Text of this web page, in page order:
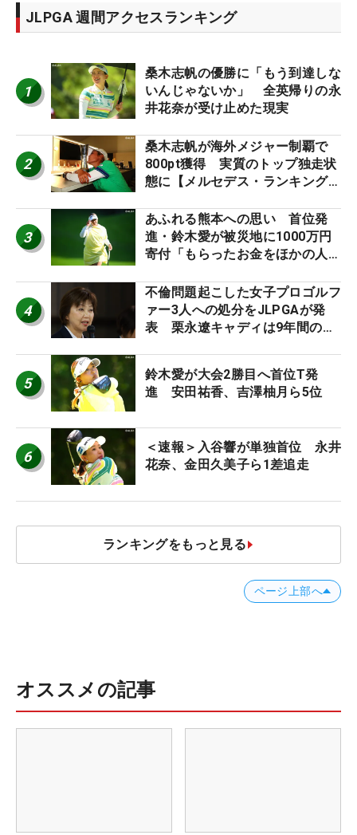
JLPGA 週間アクセスランキング
1
桑木志帆の優勝に「もう到達しな
いんじゃないか」 全英帰りの永
井花奈が受け止めた現実
2
桑木志帆が海外メジャー制覇で
800pt獲得 実質のトップ独走状
態に【メルセデス・ランキング番
3
あふれる熊本への思い 首位発
進・鈴木愛が被災地に1000万円
寄付「もらったお金をほかの人
4
不倫問題起こした女子プロゴルフ
ァー3人への処分をJLPGAが発
表 栗永遼キャディは9年間の立
5
鈴木愛が大会2勝目へ首位T発
進 安田祐香、吉澤柚月ら5位
6
＜速報＞入谷響が単独首位 永井
花奈、金田久美子ら1差追走
ランキングをもっと見る
ページ上部へ
オススメの記事